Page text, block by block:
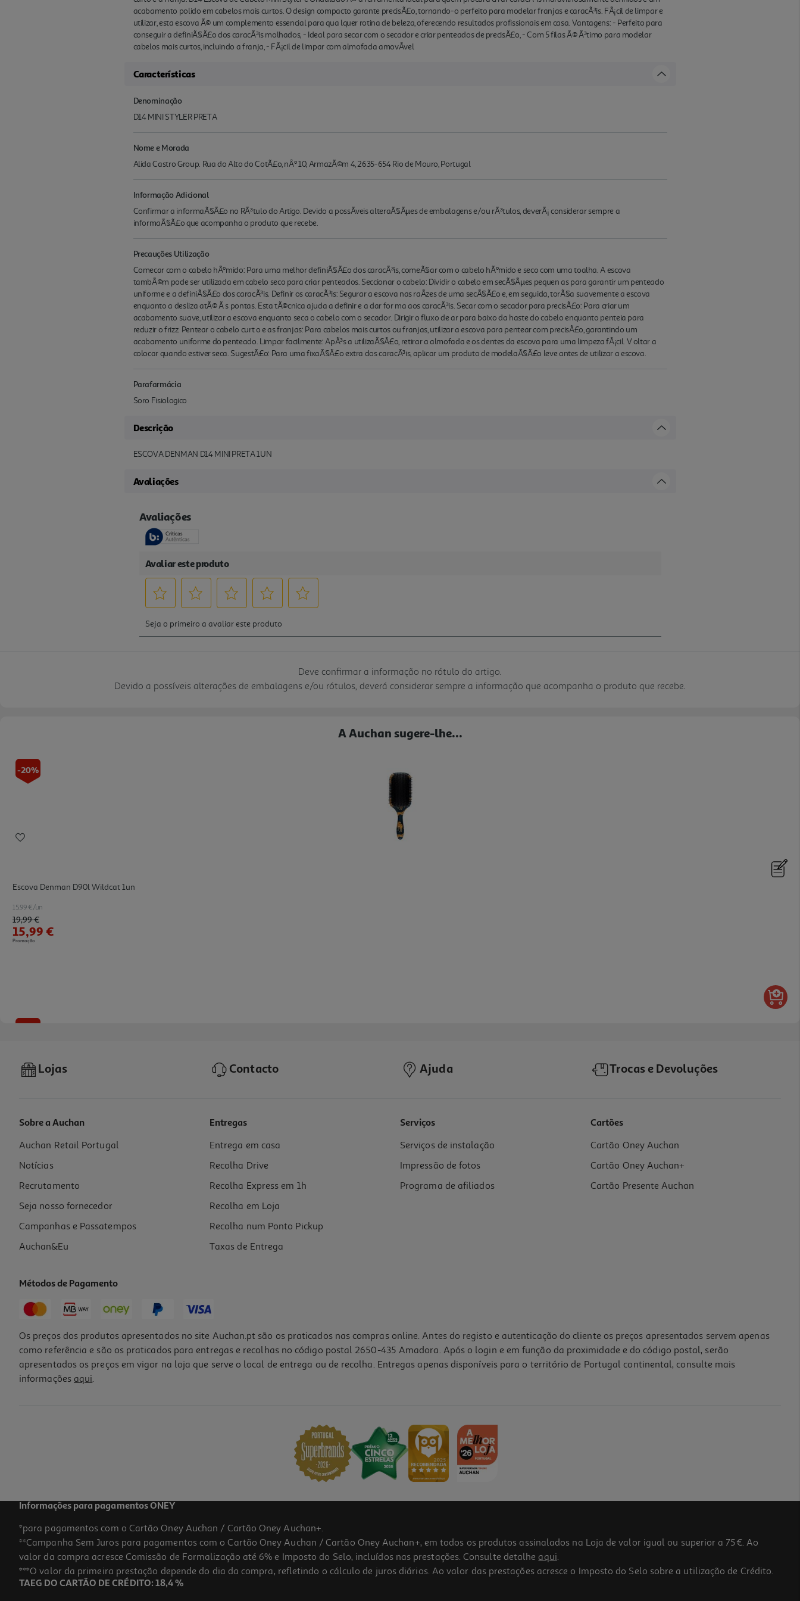
acabamento polido em cabelos mais curtos. O design compacto garante precisÃ£o, tornando-o perfeito para modelar franjas e caracÃ³is. FÃ¡cil de limpar e
utilizar, esta escova Ã© um complemento essencial para qua lquer rotina de beleza, oferecendo resultados profissionais em casa. Vantagens: - Perfeito para
conseguir a definiÃ§Ã£o dos caracÃ³is molhados, - Ideal para secar com o secador e criar penteados de precisÃ£o, - Com 5 filas Ã© Ã³timo para modelar
cabelos mais curtos, incluindo a franja, - FÃ¡cil de limpar com almofada amovÃ­vel
Características
Denominação
D14 MINI STYLER PRETA
Nome e Morada
Alida Castro Group. Rua do Alto do CotÃ£o, nÂº 10, ArmazÃ©m 4, 2635-654 Rio de Mouro, Portugal
Informação Adicional
Confirmar a informaÃ§Ã£o no RÃ³tulo do Artigo. Devido a possÃ­veis alteraÃ§Ãµes de embalagens e/ou rÃ³tulos, deverÃ¡ considerar sempre a
informaÃ§Ã£o que acompanha o produto que recebe.
Precauções Utilização
Comecar com o cabelo hÃºmido: Para uma melhor definiÃ§Ã£o dos caracÃ³is, comeÃ§ar com o cabelo hÃºmido e seco com uma toalha. A escova
tambÃ©m pode ser utilizada em cabelo seco para criar penteados. Seccionar o cabelo: Dividir o cabelo em secÃ§Ãµes pequen as para garantir um penteado
uniforme e a definiÃ§Ã£o dos caracÃ³is. Definir os caracÃ³is: Segurar a escova nas raÃ­zes de uma secÃ§Ã£o e, em seguida, torÃ§a suavemente a escova
enquanto a desliza atÃ© Ã s pontas. Esta tÃ©cnica ajuda a definir e a dar for ma aos caracÃ³is. Secar com o secador para precisÃ£o: Para criar um
acabamento suave, utilizar a escova enquanto seca o cabelo com o secador. Dirigir o fluxo de ar para baixo da haste do cabelo enquanto penteia para
reduzir o frizz. Pentear o cabelo curt o e as franjas: Para cabelos mais curtos ou franjas, utilizar a escova para pentear com precisÃ£o, garantindo um
acabamento uniforme do penteado. Limpar facilmente: ApÃ³s a utilizaÃ§Ã£o, retirar a almofada e os dentes da escova para uma limpeza fÃ¡cil. V oltar a
colocar quando estiver seca. SugestÃ£o: Para uma fixaÃ§Ã£o extra dos caracÃ³is, aplicar um produto de modelaÃ§Ã£o leve antes de utilizar a escova.
Parafarmácia
Soro Fisiologico
Descrição
ESCOVA DENMAN D14 MINI PRETA 1UN
Avaliações
Deve confirmar a informação no rótulo do artigo.
Devido a possíveis alterações de embalagens e/ou rótulos, deverá considerar sempre a informação que acompanha o produto que recebe.
A Auchan sugere-lhe...
-20%
Escova Denman D90l Wildcat 1un
15.99 €/un
Price reduced from
19,99 €to
15,99 €
Promoção
Escova Denman D14 Mini Branca 1un
7.99 €/un
7,99 €
-20%
-20%
Lojas Contacto Ajuda Trocas e Devoluções
Sobre a Auchan
Auchan Retail Portugal
Notícias
Recrutamento
Seja nosso fornecedor
Campanhas e Passatempos
Auchan&Eu
Entregas
Entrega em casa
Recolha Drive
Recolha Express em 1h
Recolha em Loja
Recolha num Ponto Pickup
Taxas de Entrega
Serviços
Serviços de instalação
Impressão de fotos
Programa de afiliados
Cartões
Cartão Oney Auchan
Cartão Oney Auchan+
Cartão Presente Auchan
Métodos de Pagamento
Os preços dos produtos apresentados no site Auchan.pt são os praticados nas compras online. Antes do registo e autenticação do cliente os preços apresentados servem apenas
como referência e são os praticados para entregas e recolhas no código postal 2650-435 Amadora. Após o login e em função da proximidade e do código postal, serão
apresentados os preços em vigor na loja que serve o local de entrega ou de recolha. Entregas apenas disponíveis para o território de Portugal continental, consulte mais
informações aqui.
Informações para pagamentos ONEY
*para pagamentos com o Cartão Oney Auchan / Cartão Oney Auchan+.
**Campanha Sem Juros para pagamentos com o Cartão Oney Auchan / Cartão Oney Auchan+, em todos os produtos assinalados na Loja de valor igual ou superior a 75€. Ao
valor da compra acresce Comissão de Formalização até 6% e Imposto do Selo, incluídos nas prestações. Consulte detalhe aqui.
***O valor da primeira prestação depende do dia da compra, refletindo o cálculo de juros diários. Ao valor das prestações acresce o Imposto do Selo sobre a utilização de Crédito.
TAEG DO CARTÃO DE CRÉDITO: 18,4 %